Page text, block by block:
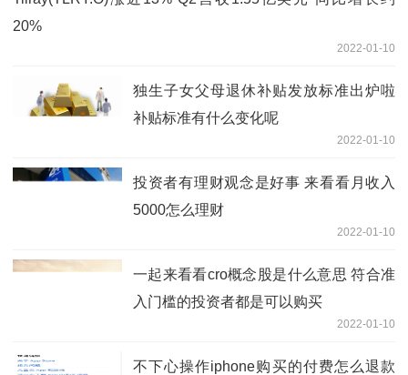
20%
2022-01-10
独生子女父母退休补贴发放标准出炉啦
补贴标准有什么变化呢
2022-01-10
投资者有理财观念是好事 来看看月收入
5000怎么理财
2022-01-10
一起来看看cro概念股是什么意思 符合准
入门槛的投资者都是可以购买
2022-01-10
不下心操作iphone购买的付费怎么退款